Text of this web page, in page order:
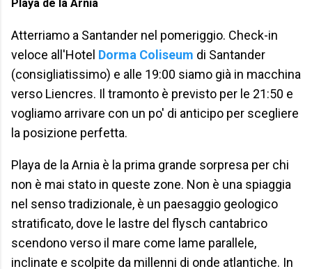
Playa de la Arnia
Atterriamo a Santander nel pomeriggio. Check-in
veloce all'Hotel Dorma Coliseum di Santander
(consigliatissimo) e alle 19:00 siamo già in macchina
verso Liencres. Il tramonto è previsto per le 21:50 e
vogliamo arrivare con un po' di anticipo per scegliere
la posizione perfetta.
Playa de la Arnia è la prima grande sorpresa per chi
non è mai stato in queste zone. Non è una spiaggia
nel senso tradizionale, è un paesaggio geologico
stratificato, dove le lastre del flysch cantabrico
scendono verso il mare come lame parallele,
inclinate e scolpite da millenni di onde atlantiche. In